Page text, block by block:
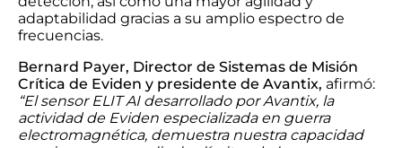
adaptabilidad gracias a su amplio espectro de
frecuencias.
Bernard Payer, Director de Sistemas de Misión
Crítica de Eviden y presidente de Avantix, afirmó:
“El sensor ELIT AI desarrollado por Avantix, la
actividad de Eviden especializada en guerra
electromagnética, demuestra nuestra capacidad